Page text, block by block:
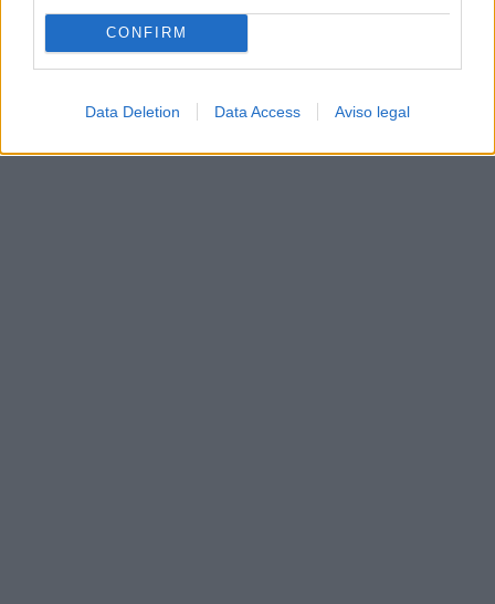
CONFIRM
Data Deletion Data Access Aviso legal